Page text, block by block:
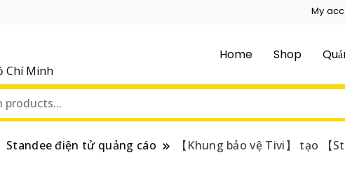
My
Chí Minh
Home Shop
Standee điện tử quảng cáo
【Khung bảo vệ Tivi】 tạo 【